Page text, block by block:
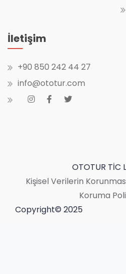
İletişim
+90 850 242 44 27
info@ototur.com
OTOTUR TİC
Kişisel Verilerin
Koruma
Copyright© 2025